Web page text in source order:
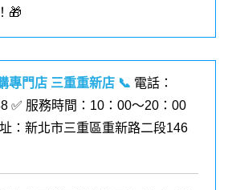
🎁
專門店 三重重新店 📞 電話：
✅ 服務時間：10：00～20：00
：新北市三重區重新路二段146